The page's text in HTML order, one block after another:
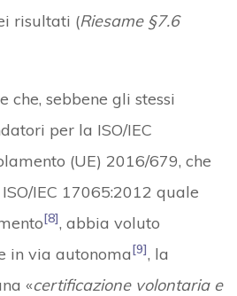
risultati (Riesame §7.6
che, sebbene gli stessi
per la ISO/IEC
(UE) 2016/679, che
IEC 17065:2012 quale
[8], abbia voluto
in via autonoma[9], la
«certificazione volontaria e